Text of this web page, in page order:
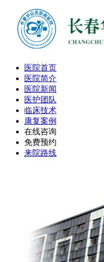
医院首页
医院简介
医院新闻
医护团队
临床技术
康复案例
在线咨询
免费预约
来院路线